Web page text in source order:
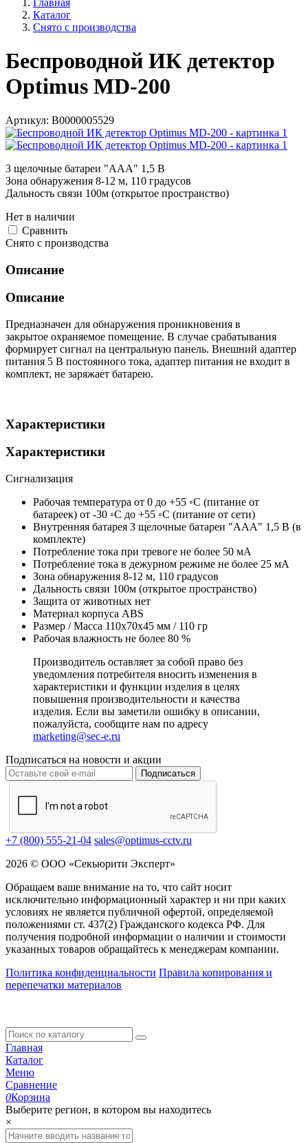
Главная
Каталог
Снято с производства
Беспроводной ИК детектор
Optimus MD-200
Артикул: В0000005529
3 щелочные батареи "ААА" 1,5 В
Зона обнаружения 8-12 м, 110 градусов
Дальность связи 100м (открытое пространство)
Нет в наличии
Cравнить
Снято с производства
Описание
Описание
Предназначен для обнаружения проникновения в
закрытое охраняемое помещение. В случае срабатывания
формирует сигнал на центральную панель. Внешний адаптер
питания 5 В постоянного тока, адаптер питания не входит в
комплект, не заряжает батарею.
Характеристики
Характеристики
Сигнализация
Рабочая температура от 0 до +55 ◦С (питание от
батареек) от -30 ◦С до +55 ◦С (питание от сети)
Внутренняя батарея 3 щелочные батареи "ААА" 1,5 В (в
комплекте)
Потребление тока при тревоге не более 50 мА
Потребление тока в дежурном режиме не более 25 мА
Зона обнаружения 8-12 м, 110 градусов
Дальность связи 100м (открытое пространство)
Защита от животных нет
Материал корпуса ABS
Размер / Масса 110х70х45 мм / 110 гр
Рабочая влажность не более 80 %
Производитель оставляет за собой право без
уведомления потребителя вносить изменения в
характеристики и функции изделия в целях
повышения производительности и качества
изделия. Если вы заметили ошибку в описании,
пожалуйста, сообщите нам по адресу
marketing@sec-e.ru
Подписаться на новости и акции
Подписаться
+7 (800) 555-21-04 sales@optimus-cctv.ru
2026 © ООО «Секьюрити Эксперт»
Обращаем ваше внимание на то, что сайт носит
исключительно информационный характер и ни при каких
условиях не является публичной офертой, определяемой
положениями ст. 437(2) Гражданского кодекса РФ. Для
получения подробной информации о наличии и стоимости
указанных товаров обращайтесь к менеджерам компании.
Политика конфиденциальности Правила копирования и
перепечатки материалов
Главная
Каталог
Меню
Сравнение
0Корзина
Выберите регион, в котором вы находитесь
×